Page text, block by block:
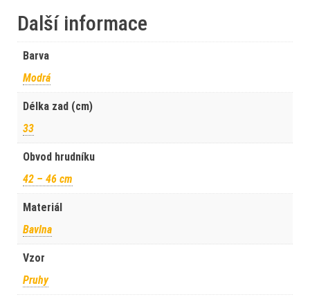
Další informace
Barva
Modrá
Délka zad (cm)
33
Obvod hrudníku
42 – 46 cm
Materiál
Bavlna
Vzor
Pruhy